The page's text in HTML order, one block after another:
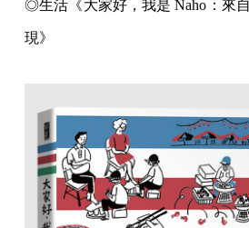
◎生活《大家好，我是 Naho：來
現》